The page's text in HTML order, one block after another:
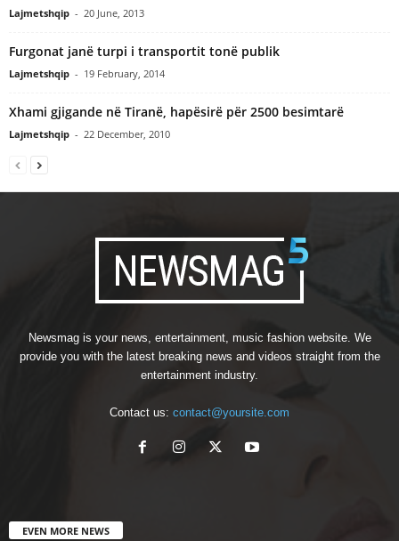
Lajmetshqip - 20 June, 2013
Furgonat janë turpi i transportit tonë publik
Lajmetshqip - 19 February, 2014
Xhami gjigande në Tiranë, hapësirë për 2500 besimtarë
Lajmetshqip - 22 December, 2010
Newsmag is your news, entertainment, music fashion website. We
provide you with the latest breaking news and videos straight from the
entertainment industry.
Contact us: contact@yoursite.com
EVEN MORE NEWS